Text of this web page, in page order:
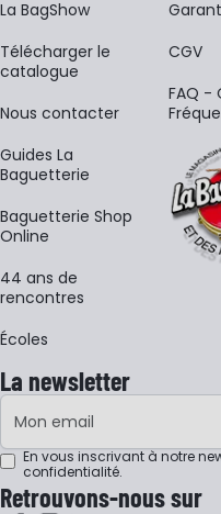
La BagShow
​Télécharger le
catalogue
Nous contacter
Guides La
Baguetterie
Baguetterie Shop
Online
44 ans de
rencontres
Écoles
CGV
FAQ -
La newsletter
Adresse e-mail
En vous inscrivant à notre
confidentialité.
Retrouvons-nous sur